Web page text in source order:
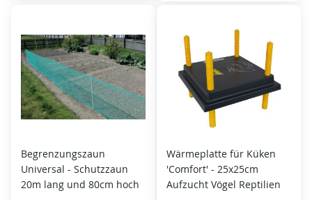
Begrenzungszaun
Universal - Schutzzaun
20m lang und 80cm hoch
Wärmeplatte für Küken
'Comfort' - 25x25cm
Aufzucht Vögel Reptilien